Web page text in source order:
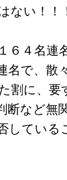
ない！！
６４名連
名で、散
割に、要
断など無
している